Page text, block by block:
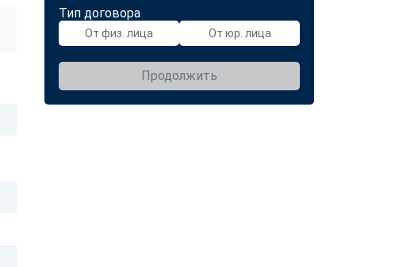
Тип договора
От физ. лица От юр. лица
Продолжить